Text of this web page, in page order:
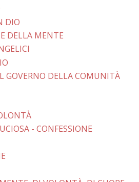
DIO
DELLA MENTE
GOVERNO DELLA COMUNITÀ
- CONFESSIONE